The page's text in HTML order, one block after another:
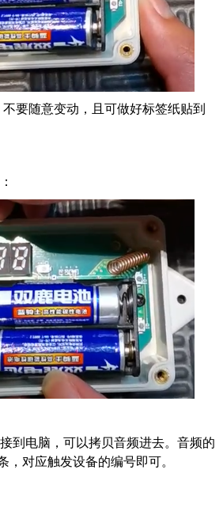
要随意变动，且可做好标签纸贴到
到电脑，可以拷贝音频进去。音频的
，对应触发设备的编号即可。